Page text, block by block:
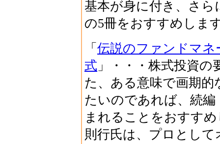
基本が身に付き、さ
の5冊をおすすめしま
「 伝説のファンドマ
式 」・・・株式投資
た、ある意味で画期
たいのであれば、続編
まれることをおすす
則行氏は、プロとし